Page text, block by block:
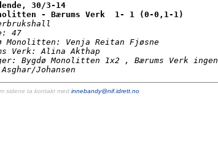
30/3-14
- Bærums Verk  1- 1 (0-0,1-1)
47
Monolitten: Venja Reitan Fjøsne
Verk: Alina Akthap
Bygdø Monolitten 1x2 , Bærums Verk ingen
Asghar/Johansen
sidene ta kontakt med innebandy@nif.idrett.no